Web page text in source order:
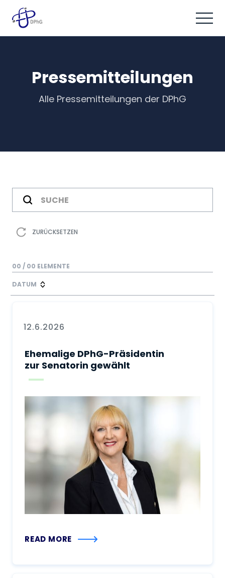
Pressemitteilungen
Alle Pressemitteilungen der DPhG
ZURÜCKSETZEN
00 / 00 ELEMENTE
DATUM
12.6.2026
Ehemalige DPhG-Präsidentin
zur Senatorin gewählt
READ MORE